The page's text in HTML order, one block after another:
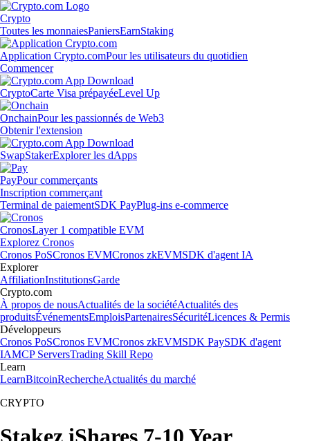
Crypto
Toutes les monnaiesPaniersEarnStaking
Application Crypto.comPour les utilisateurs du quotidien
Commencer
CryptoCarte Visa prépayéeLevel Up
OnchainPour les passionnés de Web3
Obtenir l'extension
SwapStakerExplorer les dApps
PayPour commerçants
Inscription commerçant
Terminal de paiementSDK PayPlug-ins e-commerce
CronosLayer 1 compatible EVM
Explorez Cronos
Cronos PoSCronos EVMCronos zkEVMSDK d'agent IA
Explorer
AffiliationInstitutionsGarde
Crypto.com
À propos de nousActualités de la sociétéActualités des
produitsÉvénementsEmploisPartenairesSécuritéLicences & Permis
Développeurs
Cronos PoSCronos EVMCronos zkEVMSDK PaySDK d'agent
IAMCP ServersTrading Skill Repo
Learn
LearnBitcoinRechercheActualités du marché
CRYPTO